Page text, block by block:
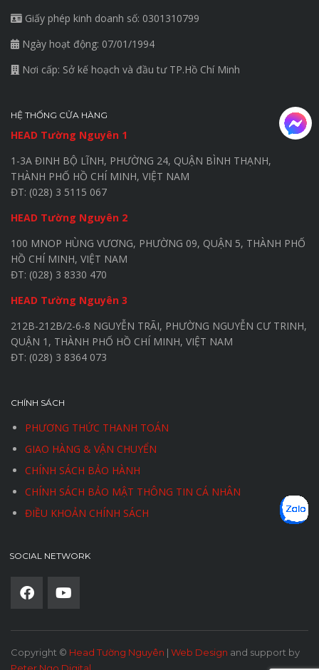
Giấy phép kinh doanh số: 0301310799
Ngày hoạt động: 07/01/1994
Nơi cấp: Sở kế hoạch và đầu tư TP.Hồ Chí Minh
HỆ THỐNG CỬA HÀNG
HEAD Tường Nguyên 1
1-3A ĐINH BỘ LĨNH, PHƯỜNG 24, QUẬN BÌNH THẠNH,
THÀNH PHỐ HỒ CHÍ MINH, VIỆT NAM
ĐT: (028) 3 5115 067
HEAD Tường Nguyên 2
100 MNOP HÙNG VƯƠNG, PHƯỜNG 09, QUẬN 5, THÀNH PHỐ
HỒ CHÍ MINH, VIỆT NAM
ĐT: (028) 3 8330 470
HEAD Tường Nguyên 3
212B-212B/2-6-8 NGUYỄN TRÃI, PHƯỜNG NGUYỄN CƯ TRINH,
QUẬN 1, THÀNH PHỐ HỒ CHÍ MINH, VIỆT NAM
ĐT: (028) 3 8364 073
CHÍNH SÁCH
PHƯƠNG THỨC THANH TOÁN
GIAO HÀNG & VẬN CHUYỂN
CHÍNH SÁCH BẢO HÀNH
CHÍNH SÁCH BẢO MẬT THÔNG TIN CÁ NHÂN
ĐIỀU KHOẢN CHÍNH SÁCH
SOCIAL NETWORK
Copyright © Head Tường Nguyên | Web Design and support by